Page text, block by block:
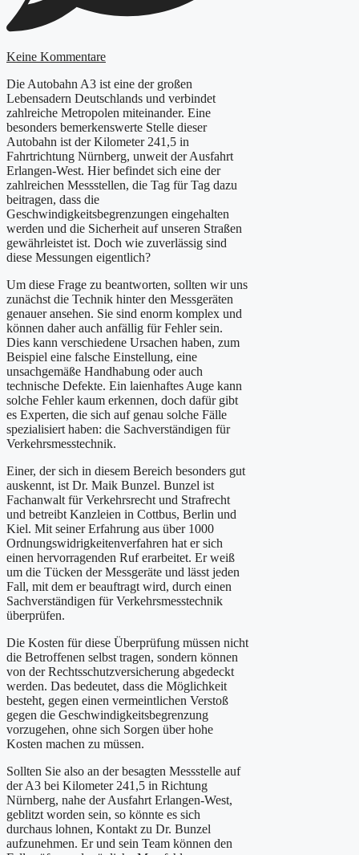
Keine Kommentare
Die Autobahn A3 ist eine der großen
Lebensadern Deutschlands und verbindet
zahlreiche Metropolen miteinander. Eine
besonders bemerkenswerte Stelle dieser
Autobahn ist der Kilometer 241,5 in
Fahrtrichtung Nürnberg, unweit der Ausfahrt
Erlangen-West. Hier befindet sich eine der
zahlreichen Messstellen, die Tag für Tag dazu
beitragen, dass die
Geschwindigkeitsbegrenzungen eingehalten
werden und die Sicherheit auf unseren Straßen
gewährleistet ist. Doch wie zuverlässig sind
diese Messungen eigentlich?
Um diese Frage zu beantworten, sollten wir uns
zunächst die Technik hinter den Messgeräten
genauer ansehen. Sie sind enorm komplex und
können daher auch anfällig für Fehler sein.
Dies kann verschiedene Ursachen haben, zum
Beispiel eine falsche Einstellung, eine
unsachgemäße Handhabung oder auch
technische Defekte. Ein laienhaftes Auge kann
solche Fehler kaum erkennen, doch dafür gibt
es Experten, die sich auf genau solche Fälle
spezialisiert haben: die Sachverständigen für
Verkehrsmesstechnik.
Einer, der sich in diesem Bereich besonders gut
auskennt, ist Dr. Maik Bunzel. Bunzel ist
Fachanwalt für Verkehrsrecht und Strafrecht
und betreibt Kanzleien in Cottbus, Berlin und
Kiel. Mit seiner Erfahrung aus über 1000
Ordnungswidrigkeitenverfahren hat er sich
einen hervorragenden Ruf erarbeitet. Er weiß
um die Tücken der Messgeräte und lässt jeden
Fall, mit dem er beauftragt wird, durch einen
Sachverständigen für Verkehrsmesstechnik
überprüfen.
Die Kosten für diese Überprüfung müssen nicht
die Betroffenen selbst tragen, sondern können
von der Rechtsschutzversicherung abgedeckt
werden. Das bedeutet, dass die Möglichkeit
besteht, gegen einen vermeintlichen Verstoß
gegen die Geschwindigkeitsbegrenzung
vorzugehen, ohne sich Sorgen über hohe
Kosten machen zu müssen.
Sollten Sie also an der besagten Messstelle auf
der A3 bei Kilometer 241,5 in Richtung
Nürnberg, nahe der Ausfahrt Erlangen-West,
geblitzt worden sein, so könnte es sich
durchaus lohnen, Kontakt zu Dr. Bunzel
aufzunehmen. Er und sein Team können den